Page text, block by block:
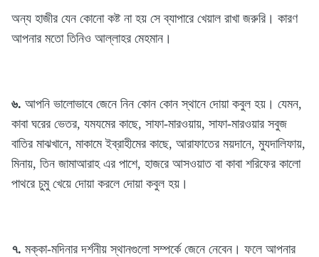
অন্য হাজীর যেন কোনো কষ্ট না হয় সে ব্যাপারে খেয়াল রাখা জরুরি। কারণ
আপনার মতো তিনিও আল্লাহর মেহমান।
৬. আপনি ভালোভাবে জেনে নিন কোন কোন স্থানে দোয়া কবুল হয়। যেমন,
কাবা ঘরের ভেতর, যমযমের কাছে, সাফা-মারওয়ায়, সাফা-মারওয়ার সবুজ
বাতির মাঝখানে, মাকামে ইব্রাহীমের কাছে, আরাফাতের ময়দানে, মুযদালিফায়,
মিনায়, তিন জামাআরাহ এর পাশে, হাজরে আসওয়াত বা কাবা শরিফের কালো
পাথরে চুমু খেয়ে দোয়া করলে দোয়া কবুল হয়।
৭. মক্কা-মদিনার দর্শনীয় স্থানগুলো সম্পর্কে জেনে নেবেন। ফলে আপনার